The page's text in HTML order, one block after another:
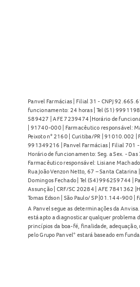
Panvel Farmácias | Filial 31 - CNPJ
funcionamento: 24 horas | Tel (51)
589427 | AFE 7239474 |Horário de
| 91740-000 | Farmacêutico responsável:
Peixoto n° 2160 | Curitiba/PR | 91010.002 |
991349216 | Panvel Farmácias | Filial 701
Horário de funcionamento: Seg. a Sex. -
Farmacêutico responsável: Lisiane
Rua João Venzon Netto, 67 – Santa
Domingos Fechado | Tel (54) 996259744 |
Assunção | CRF/SC 20284 | AFE 7841362
Tomas Edson | São Paulo/ SP |01.144-900
A Panvel segue as determinações da
está apto a diagnosticar qualquer problema
princípios da boa-fé, finalidade,
pelo Grupo Panvel* estará baseado em